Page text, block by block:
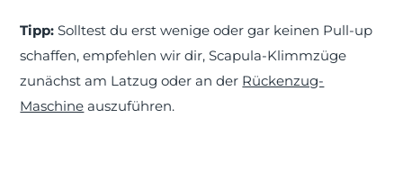
Tipp: Solltest du erst wenige oder gar keinen Pull-up
schaffen, empfehlen wir dir, Scapula-Klimmzüge
zunächst am Latzug oder an der Rückenzug-
Maschine auszuführen.